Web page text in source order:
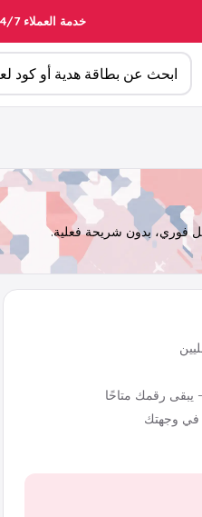
خدمة العملاء 24/7
ابحث عن المنتجات
يبقى رقمك متاحًا
في وجهتك